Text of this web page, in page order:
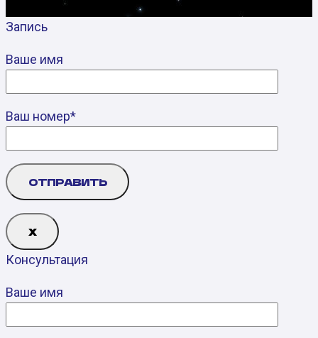
Запись
Ваше имя
Ваш номер*
Х
Консультация
Ваше имя